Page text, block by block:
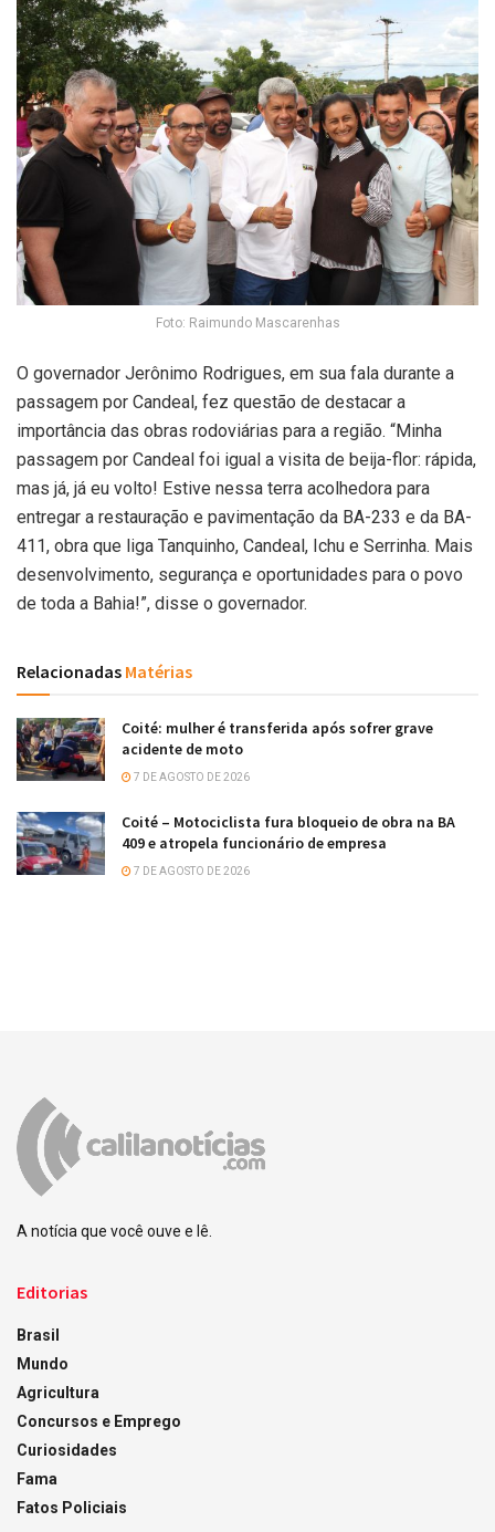
Foto: Raimundo Mascarenhas
O governador Jerônimo Rodrigues, em sua fala durante a
passagem por Candeal, fez questão de destacar a
importância das obras rodoviárias para a região. “Minha
passagem por Candeal foi igual a visita de beija-flor: rápida,
mas já, já eu volto! Estive nessa terra acolhedora para
entregar a restauração e pavimentação da BA-233 e da BA-
411, obra que liga Tanquinho, Candeal, Ichu e Serrinha. Mais
desenvolvimento, segurança e oportunidades para o povo
de toda a Bahia!”, disse o governador.
Relacionadas Matérias
Coité: mulher é transferida após sofrer grave
acidente de moto
7 DE AGOSTO DE 2026
Coité – Motociclista fura bloqueio de obra na BA
409 e atropela funcionário de empresa
7 DE AGOSTO DE 2026
A notícia que você ouve e lê.
Editorias
Brasil
Mundo
Agricultura
Concursos e Emprego
Curiosidades
Fama
Fatos Policiais